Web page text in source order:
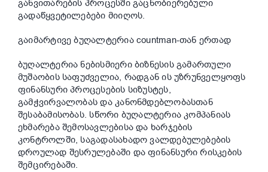
განვითარების პროცესში გაცნობიერებული
გადაწყვეტილებები მიიღოს.
გაიმარტივე ბუღალტერია countman-თან ერთად
ბუღალტერია ნებისმიერი ბიზნესის გამართული
მუშაობის საფუძველია, რადგან ის უზრუნველყოფს
ფინანსური პროცესების სიზუსტეს,
გამჭვირვალობას და კანონმდებლობასთან
შესაბამისობას. სწორი ბუღალტერია კომპანიას
ეხმარება შემოსავლებისა და ხარჯების
კონტროლში, საგადასახადო ვალდებულებების
დროულად შესრულებაში და ფინანსური რისკების
შემცირებაში.